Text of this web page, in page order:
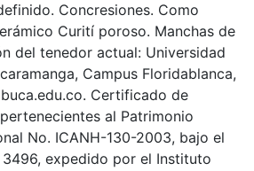
Concresiones. Como
Curití poroso. Manchas de
del tenedor actual: Universidad
Campus Floridablanca,
Certificado de
al Patrimonio
No. ICANH-130-2003, bajo el
expedido por el Instituto